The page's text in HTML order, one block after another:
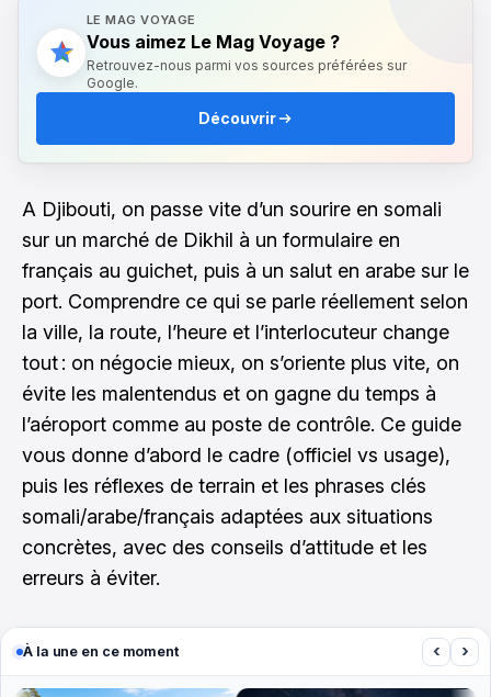
LE MAG VOYAGE
Vous aimez Le Mag Voyage ?
Retrouvez-nous parmi vos sources préférées sur
Google.
Découvrir
A Djibouti, on passe vite d’un sourire en somali
sur un marché de Dikhil à un formulaire en
français au guichet, puis à un salut en arabe sur le
port. Comprendre ce qui se parle réellement selon
la ville, la route, l’heure et l’interlocuteur change
tout : on négocie mieux, on s’oriente plus vite, on
évite les malentendus et on gagne du temps à
l’aéroport comme au poste de contrôle. Ce guide
vous donne d’abord le cadre (officiel vs usage),
puis les réflexes de terrain et les phrases clés
somali/arabe/français adaptées aux situations
concrètes, avec des conseils d’attitude et les
erreurs à éviter.
À la une en ce moment ‹ ›